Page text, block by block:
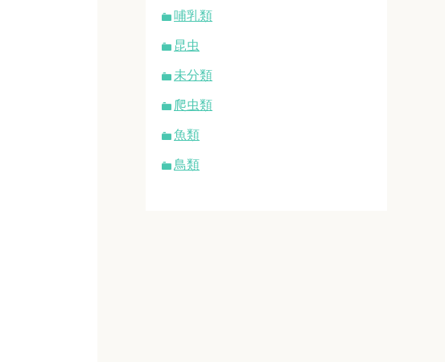
哺乳類
昆虫
未分類
爬虫類
魚類
鳥類